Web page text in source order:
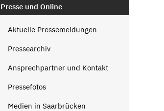
Presse und Online
Aktuelle Pressemeldungen
Pressearchiv
Ansprechpartner und Kontakt
Pressefotos
Medien in Saarbrücken